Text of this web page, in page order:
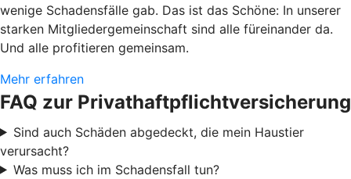
wenige Schadensfälle gab. Das ist das Schöne: In unserer
starken Mitgliedergemeinschaft sind alle füreinander da.
Und alle profitieren gemeinsam.
Mehr erfahren
FAQ zur Privathaftpflichtversicherung
Sind auch Schäden abgedeckt, die mein Haustier
verursacht?
Was muss ich im Schadensfall tun?